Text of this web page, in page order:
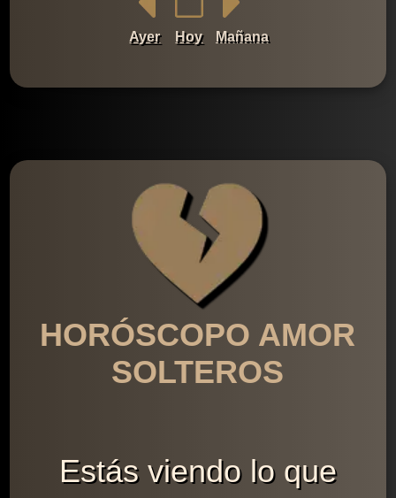
Ayer Hoy Mañana
HORÓSCOPO AMOR
SOLTEROS
Estás viendo lo que